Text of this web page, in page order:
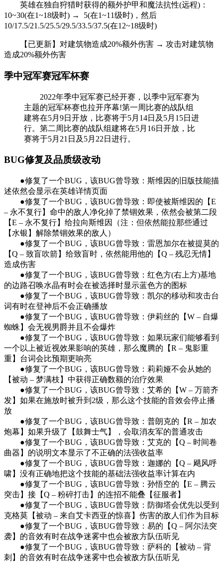
英雄在独自狩猎时获得的额外护甲和魔法抗性(远程)：
10~30(在1~18级时) → 5(在1~11级时)，然后
10/17.5/21.5/25.5/29.5/33.5/37.5(在12~18级时)
【已更新】对建筑物造成20%额外伤害 → 攻击对建筑物
造成20%额外伤害
季中冠军赛冠军杯赛
2022年季中冠军赛已经开赛，以季中冠军赛为
主题的冠军杯赛也拉开序幕!第一周比赛的战队组
建将在5月9日开放，比赛将于5月14日及5月15日进
行。第二周比赛的战队组建将在5月16日开放，比
赛将于5月21日及5月22日进行。
BUG修复及品质级改动
●修复了一个BUG，该BUG曾导致：斯维因的旧版技能描
述依然会显示在英雄详情页面
●修复了一个BUG，该BUG曾导致：即使被斯维因的【E
– 永不复行】命中的敌人净化掉了禁锢效果，依然会被第二段
【E – 永不复行】给拉向斯维因（注：但依然能拉那些通过
【水银】解除禁锢效果的敌人）
●修复了一个BUG，该BUG曾导致：雷恩加尔在被提莫的
【Q – 致盲吹箭】给致盲时，依然能用他的【Q – 残忍无情】
造成伤害
●修复了一个BUG，该BUG曾导致：红色方(右上方)基地
的边路召唤水晶有时会在被选择时显示蓝色方的图标
●修复了一个BUG，该BUG曾导致：凯尔的移动和攻击台
词有时在登神后不会正确播放
●修复了一个BUG，该BUG曾导致：伊莉丝的【W – 自爆
蜘蛛】会无视男爵并且不会爆炸
●修复了一个BUG，该BUG曾导致：如果玩家们能够看到
一个以上被近视效果影响的英雄，那么魔腾的【R – 鬼影重
重】台词会比预期更响亮
●修复了一个BUG，该BUG曾导致：莉莉娅不会从她的
【被动 – 梦满枝】中获得正确数额的治疗效果
●修复了一个BUG，该BUG曾导致：艾希的【W – 万箭齐
发】如果在施放时被升到2级，那么这个技能的音效会停止播
放
●修复了一个BUG，该BUG曾导致：普朗克的【R – 加农
炮幕】如果升级了【鼓舞士气】，会取消友军的普通攻击
●修复了一个BUG，该BUG曾导致：艾克的【Q – 时间卷
曲器】的说明文本显示了不正确的法强收益率
●修复了一个BUG，该BUG曾导致：迦娜的【Q – 飓风呼
啸】没有正确地把这个技能的基础法强收益率计算在内
●修复了一个BUG，该BUG曾导致：孙悟空的【E – 腾云
突击】接【Q – 粉碎打击】的连招不能叠【征服者】
●修复了一个BUG，该BUG曾导致：防御塔会优先以受到
克格莫【被动 – 来自艾卡西亚的惊喜】伤害的敌人们作为目标
●修复了一个BUG，该BUG曾导致：易的【Q – 阿尔法突
袭】的音效有时在战争迷雾中也会被敌方队伍听见
●修复了一个BUG，该BUG曾导致：萨科的【被动 – 背
刺】的音效有时在战争迷雾中也会被敌方队伍听见